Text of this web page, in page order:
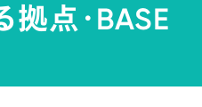
拠点・BASE